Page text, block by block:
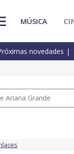
MÚSICA
novedades
Ariana Grande